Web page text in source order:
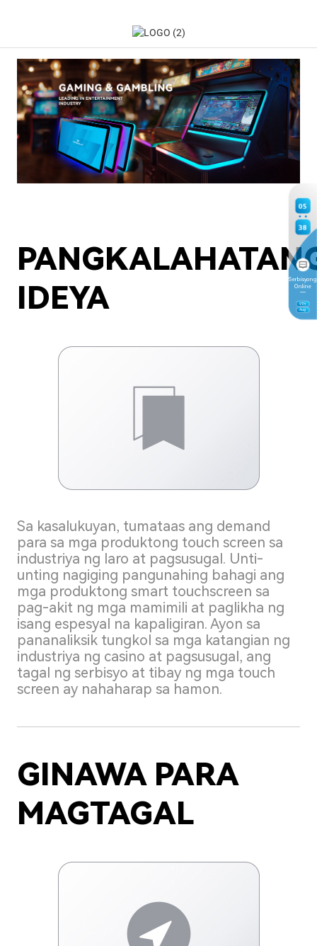
IDEYA
Sa kasalukuyan, tumataas ang demand
para sa mga produktong touch screen sa
industriya ng laro at pagsusugal. Unti-
unting nagiging pangunahing bahagi ang
mga produktong smart touchscreen sa
pag-akit ng mga mamimili at paglikha ng
isang espesyal na kapaligiran. Ayon sa
pananaliksik tungkol sa mga katangian ng
industriya ng casino at pagsusugal, ang
tagal ng serbisyo at tibay ng mga touch
screen ay nahaharap sa hamon.
GINAWA PARA
MAGTAGAL
05
38
Serbisyong
Online
9TH
Aug